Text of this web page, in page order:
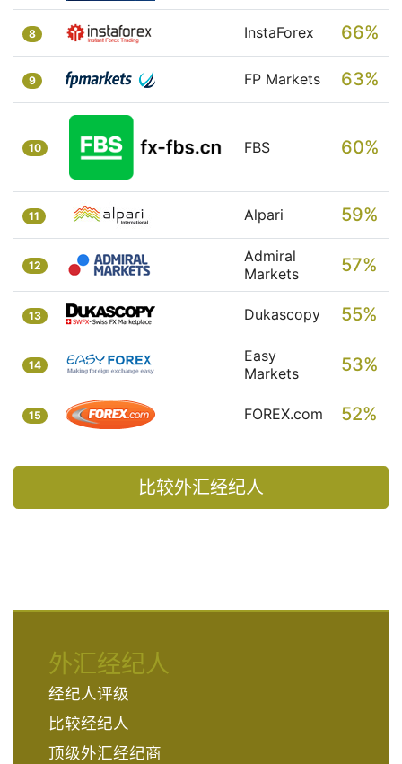
8 InstaForex 66%
9 FP Markets 63%
10 FBS 60%
11 Alpari 59%
12
Admiral
Markets
57%
13 Dukascopy 55%
14
Easy
Markets
53%
15 FOREX.com 52%
比较外汇经纪人
外汇经纪人
经纪人评级
比较经纪人
顶级外汇经纪商